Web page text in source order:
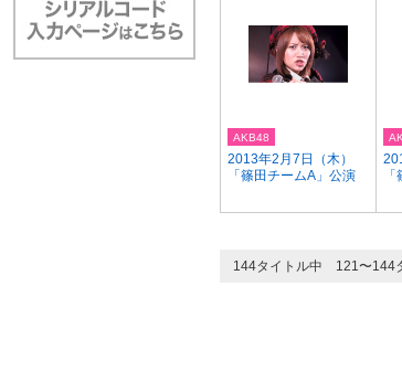
2013年2月7日（木）
「篠田チームA」公演
AKB48
144タイトル中 121〜144